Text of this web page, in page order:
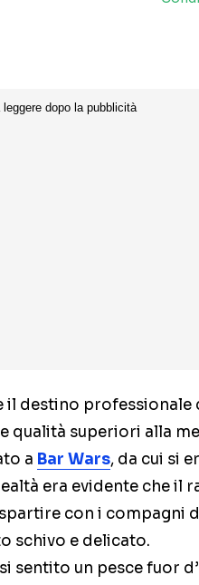
il destino professionale
qualità superiori alla
a Bar Wars, da cui si
era evidente che il
con i compagni
schivo e delicato.
sentito un pesce fuor